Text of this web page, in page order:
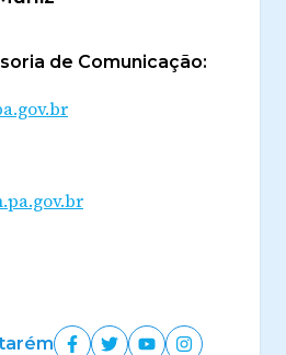
de Comunicação: